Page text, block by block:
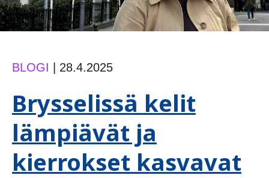
BLOGI 28.4.2025
Brysselissä kelit
lämpiävät ja
kierrokset kasvavat